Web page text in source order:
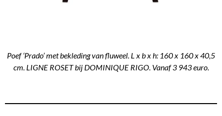
Poef ‘Prado’ met bekleding van fluweel. L x b x h: 160 x 160 x 40,5
cm. LIGNE ROSET bij DOMINIQUE RIGO. Vanaf 3 943 euro.